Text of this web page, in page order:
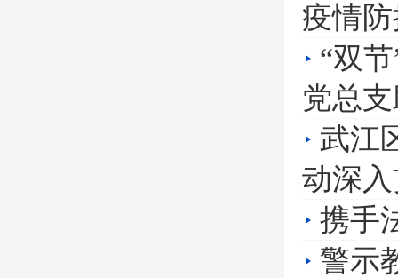
疫情
“双
党总
武江
动深
携手
警示